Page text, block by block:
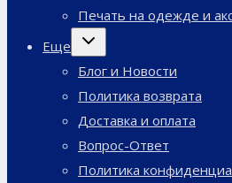
Печать на одежде и
Еще
Переключить
дочернее
Блог и Новости
Политика возврата
Доставка и оплата
Вопрос-Ответ
Политика